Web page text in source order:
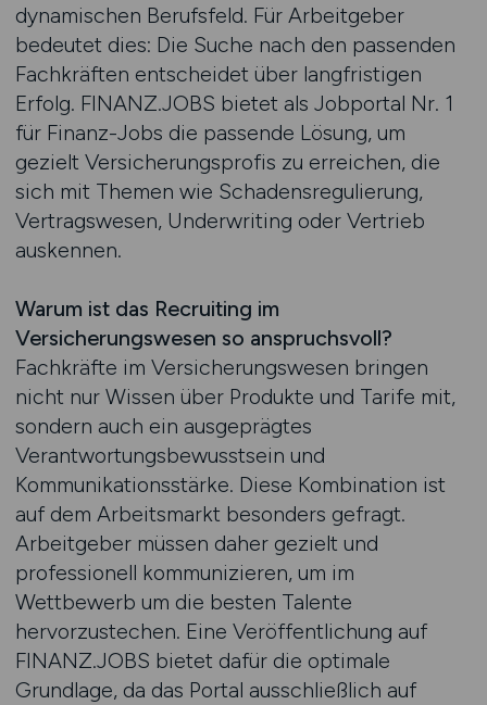
dynamischen Berufsfeld. Für Arbeitgeber
bedeutet dies: Die Suche nach den passenden
Fachkräften entscheidet über langfristigen
Erfolg. FINANZ.JOBS bietet als Jobportal Nr. 1
für Finanz-Jobs die passende Lösung, um
gezielt Versicherungsprofis zu erreichen, die
sich mit Themen wie Schadensregulierung,
Vertragswesen, Underwriting oder Vertrieb
auskennen.
Warum ist das Recruiting im
Versicherungswesen so anspruchsvoll?
Fachkräfte im Versicherungswesen bringen
nicht nur Wissen über Produkte und Tarife mit,
sondern auch ein ausgeprägtes
Verantwortungsbewusstsein und
Kommunikationsstärke. Diese Kombination ist
auf dem Arbeitsmarkt besonders gefragt.
Arbeitgeber müssen daher gezielt und
professionell kommunizieren, um im
Wettbewerb um die besten Talente
hervorzustechen. Eine Veröffentlichung auf
FINANZ.JOBS bietet dafür die optimale
Grundlage, da das Portal ausschließlich auf